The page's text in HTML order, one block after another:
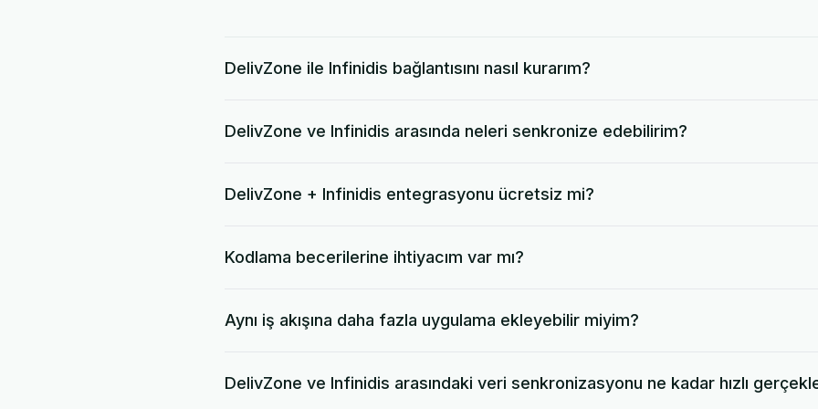
DelivZone ile Infinidis bağlantısını nasıl kurarım?
DelivZone ve Infinidis arasında neleri senkronize edebilirim?
DelivZone + Infinidis entegrasyonu ücretsiz mi?
Kodlama becerilerine ihtiyacım var mı?
Aynı iş akışına daha fazla uygulama ekleyebilir miyim?
DelivZone ve Infinidis arasındaki veri senkronizasyonu ne kadar hızlı